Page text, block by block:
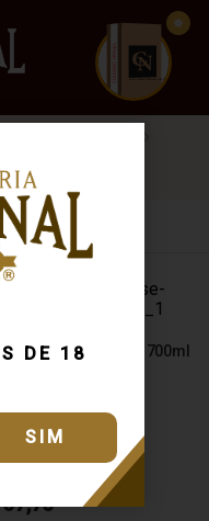
DE 18
SIM
www.cachacarianacional.com.br
CUIDADO FRÁGIL
Da Posse Ouro 700ml